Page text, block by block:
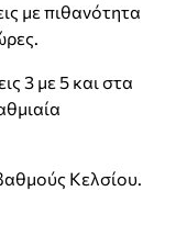
με πιθανότητα
3 με 5 και στα
Κελσίου.